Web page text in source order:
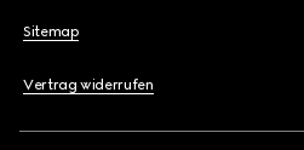
Sitemap
Vertrag widerrufen